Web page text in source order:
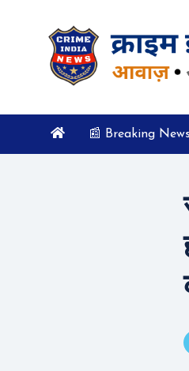
📰 Breaking News